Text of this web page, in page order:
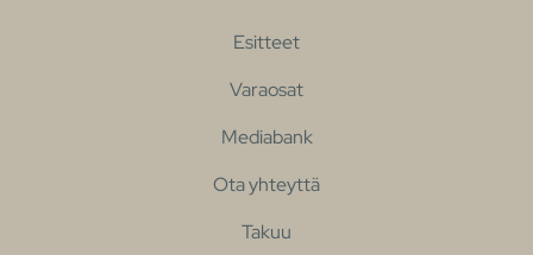
Esitteet
Varaosat
Mediabank
Ota yhteyttä
Takuu